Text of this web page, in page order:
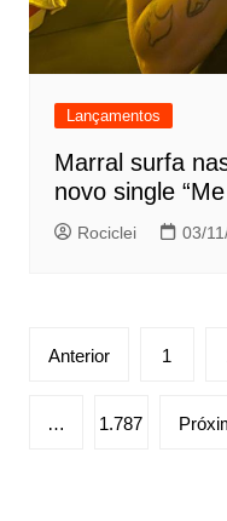
Lançamentos
Marral surfa
novo single
Rociclei 03/
Paginação
posts
Anterior 1
… 1.787